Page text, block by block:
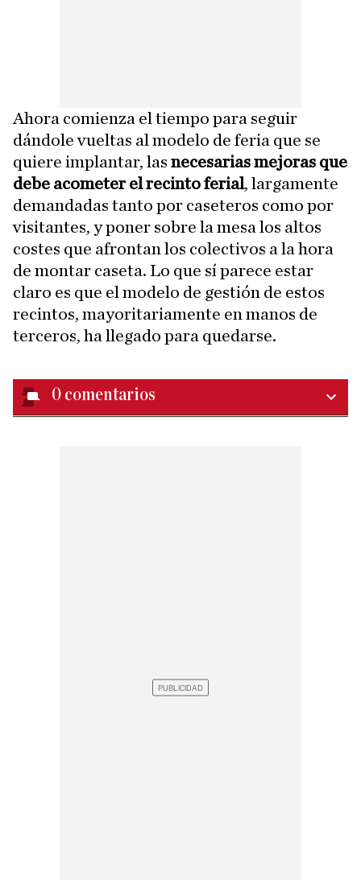
Ahora comienza el tiempo para seguir
dándole vueltas al modelo de feria que se
quiere implantar, las necesarias mejoras que
debe acometer el recinto ferial, largamente
demandadas tanto por caseteros como por
visitantes, y poner sobre la mesa los altos
costes que afrontan los colectivos a la hora
de montar caseta. Lo que sí parece estar
claro es que el modelo de gestión de estos
recintos, mayoritariamente en manos de
terceros, ha llegado para quedarse.
0 comentarios